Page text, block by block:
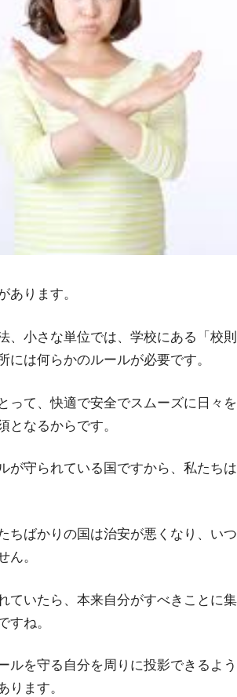
あります。
、小さな単位では、学校にある「校
には何らかのルールが必要です。
って、快適で安全でスムーズに日々
となるからです。
が守られている国ですから、私たち
ちばかりの国は治安が悪くなり、い
ん。
ていたら、本来自分がすべきことに
すね。
ルを守る自分を周りに投影できるよ
ります。